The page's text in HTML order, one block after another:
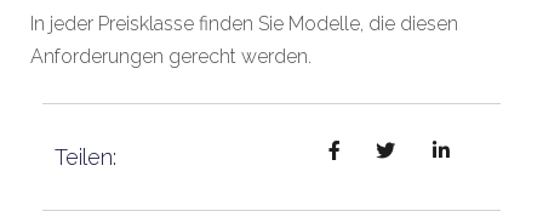
In jeder Preisklasse finden Sie Modelle, die diesen
Anforderungen gerecht werden.
Teilen: